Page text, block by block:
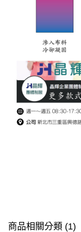
商品相關分類 (1)